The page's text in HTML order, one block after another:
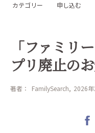
カテゴリー 申し込む
「ファミリ
プリ廃止の
著者： FamilySearch 2026